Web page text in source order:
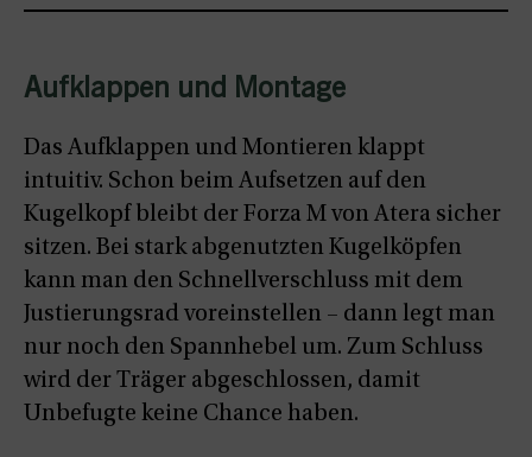
Aufklappen und Montage
Das Aufklappen und Montieren klappt
intuitiv. Schon beim Aufsetzen auf den
Kugelkopf bleibt der Forza M von Atera sicher
sitzen. Bei stark abgenutzten Kugelköpfen
kann man den Schnellverschluss mit dem
Justierungsrad voreinstellen – dann legt man
nur noch den Spannhebel um. Zum Schluss
wird der Träger abgeschlossen, damit
Unbefugte keine Chance haben.